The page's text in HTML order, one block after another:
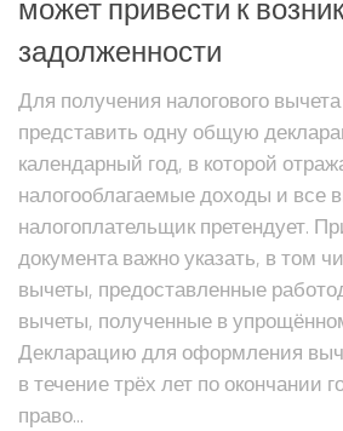
задолженности
Для получения налогового
представить одну общую
календарный год, в которой
налогооблагаемые доходы и все
налогоплательщик претендует.
документа важно указать, в том
вычеты, предоставленные
вычеты, полученные в
Декларацию для оформления
в течение трёх лет по окончании
право...